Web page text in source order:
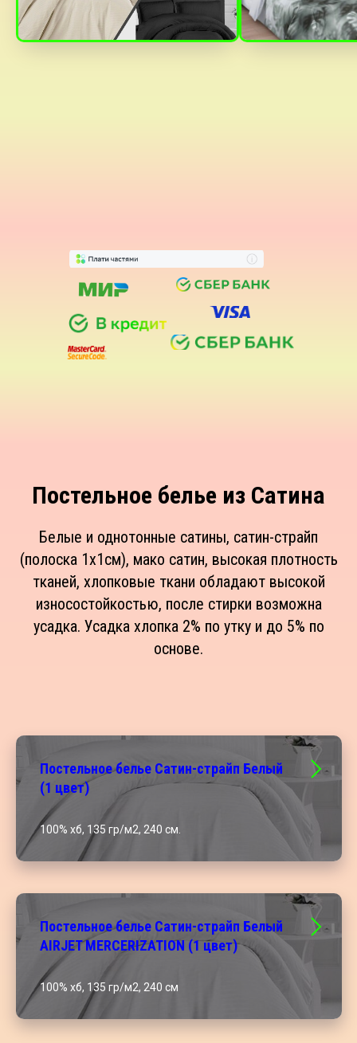
Постельное белье из Сатина
Белые и однотонные сатины, сатин-страйп
(полоска 1х1см), мако сатин, высокая плотность
тканей, хлопковые ткани обладают высокой
износостойкостью, после стирки возможна
усадка. Усадка хлопка 2% по утку и до 5% по
основе.
Постельное белье Сатин-страйп Белый
(1 цвет)
100% хб, 135 гр/м2, 240 см.
Постельное белье Сатин-страйп Белый
AIRJET MERCERIZATION (1 цвет)
100% хб, 135 гр/м2, 240 см